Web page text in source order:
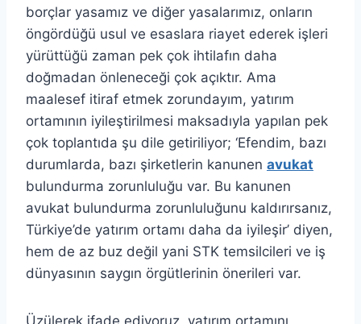
borçlar yasamız ve diğer yasalarımız, onların
öngördüğü usul ve esaslara riayet ederek işleri
yürüttüğü zaman pek çok ihtilafın daha
doğmadan önleneceği çok açıktır. Ama
maalesef itiraf etmek zorundayım, yatırım
ortamının iyileştirilmesi maksadıyla yapılan pek
çok toplantıda şu dile getiriliyor; ‘Efendim, bazı
durumlarda, bazı şirketlerin kanunen avukat
bulundurma zorunluluğu var. Bu kanunen
avukat bulundurma zorunluluğunu kaldırırsanız,
Türkiye’de yatırım ortamı daha da iyileşir’ diyen,
hem de az buz değil yani STK temsilcileri ve iş
dünyasının saygın örgütlerinin önerileri var.
Üzülerek ifade ediyoruz, yatırım ortamını